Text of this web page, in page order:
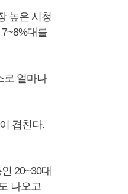
높은 시청
대를
로 얼마나
겹친다.
20~30대
나오고